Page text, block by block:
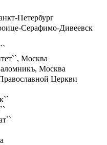
Петербург
Серафимо-Дивеевск
Москва
Москва
Церкви